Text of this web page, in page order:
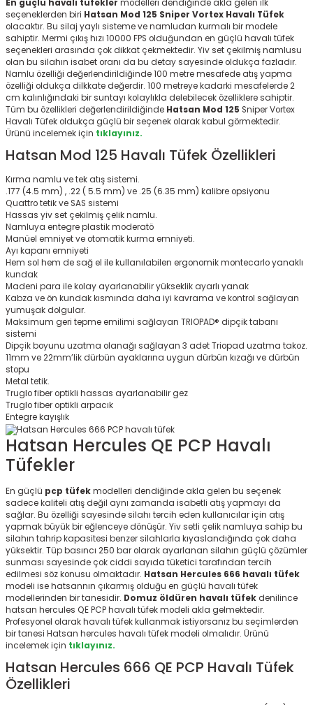
En güçlü havalı tüfekler modelleri dendiğinde akla gelen ilk
seçeneklerden biri Hatsan Mod 125 Sniper Vortex Havalı Tüfek
olacaktır. Bu silaj yaylı sisteme ve namludan kurmalı bir modele
sahiptir. Mermi çıkış hızı 10000 FPS olduğundan en güçlü havalı tüfek
seçenekleri arasında çok dikkat çekmektedir. Yiv set çekilmiş namlusu
olan bu silahın isabet oranı da bu detay sayesinde oldukça fazladır.
Namlu özelliği değerlendirildiğinde 100 metre mesafede atış yapma
özelliği oldukça dilkkate değerdir. 100 metreye kadarki mesafelerde 2
cm kalınlığındaki bir suntayı kolaylıkla delebilecek özelliklere sahiptir.
Tüm bu özellikleri değerlendirildiğinde Hatsan Mod 125 Sniper Vortex
Havalı Tüfek oldukça güçlü bir seçenek olarak kabul görmektedir.
Ürünü incelemek için tıklayınız.
Hatsan Mod 125 Havalı Tüfek Özellikleri
Kırma namlu ve tek atış sistemi.
.177 (4.5 mm) , .22 ( 5.5 mm) ve .25 (6.35 mm) kalibre opsiyonu
Quattro tetik ve SAS sistemi
Hassas yiv set çekilmiş çelik namlu.
Namluya entegre plastik moderatö
Manüel emniyet ve otomatik kurma emniyeti.
Ayı kapanı emniyeti
Hem sol hem de sağ el ile kullanılabilen ergonomik montecarlo yanaklı
kundak
Madeni para ile kolay ayarlanabilir yükseklik ayarlı yanak
Kabza ve ön kundak kısmında daha iyi kavrama ve kontrol sağlayan
yumuşak dolgular.
Maksimum geri tepme emilimi sağlayan TRIOPAD® dipçik tabanı
sistemi
Dipçik boyunu uzatma olanağı sağlayan 3 adet Triopad uzatma takoz.
11mm ve 22mm’lik dürbün ayaklarına uygun dürbün kızağı ve dürbün
stopu
Metal tetik.
Truglo fiber optikli hassas ayarlanabilir gez
Truglo fiber optikli arpacık
Entegre kayışlık
Hatsan Hercules QE PCP Havalı
Tüfekler
En güçlü pcp tüfekmodelleri dendiğinde akla gelen bu seçenek
sadece kaliteli atış değil aynı zamanda isabetli atış yapmayı da
sağlar. Bu özelliği sayesinde silahı tercih eden kullanıcılar için atış
yapmak büyük bir eğlenceye dönüşür. Yiv setli çelik namluya sahip bu
silahın tahrip kapasitesi benzer silahlarla kıyaslandığında çok daha
yüksektir. Tüp basıncı 250 bar olarak ayarlanan silahın güçlü çözümler
sunması sayesinde çok ciddi sayıda tüketici tarafından tercih
edilmesi söz konusu olmaktadır. Hatsan Hercules 666 havalı tüfek
modeli ise hatsannın çıkarmış olduğu en güçlü havalı tüfek
modellerinden bir tanesidir. Domuz öldüren havalı tüfekdenilince
hatsan hercules QE PCP havalı tüfek modeli akla gelmektedir.
Profesyonel olarak havalı tüfek kullanmak istiyorsanız bu seçimlerden
bir tanesi Hatsan hercules havalı tüfek modeli olmalıdır. Ürünü
incelemek için tıklayınız.
Hatsan Hercules 666 QE PCP Havalı Tüfek
Özellikleri